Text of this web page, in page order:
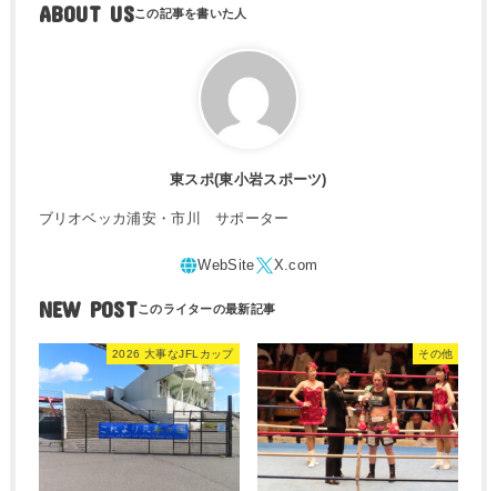
ABOUT US
東スポ(東小岩スポーツ)
ブリオベッカ浦安・市川 サポーター
NEW POST
2026 大事なJFLカップ その他